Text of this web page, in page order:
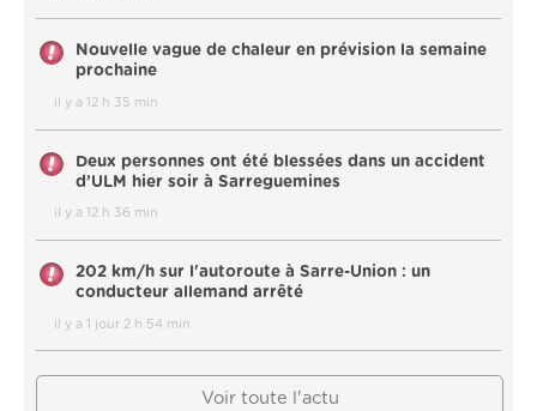
Nouvelle vague de chaleur en prévision la semaine
prochaine
il y a 12 h 35 min
Deux personnes ont été blessées dans un accident
d’ULM hier soir à Sarreguemines
il y a 12 h 36 min
202 km/h sur l'autoroute à Sarre-Union : un
conducteur allemand arrêté
il y a 1 jour 2 h 54 min
Voir toute l'actu